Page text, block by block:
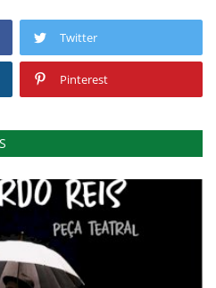
Twitter
Pinterest